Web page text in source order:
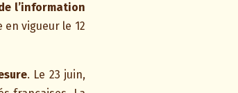
l’information
vigueur le 12
. Le 23 juin,